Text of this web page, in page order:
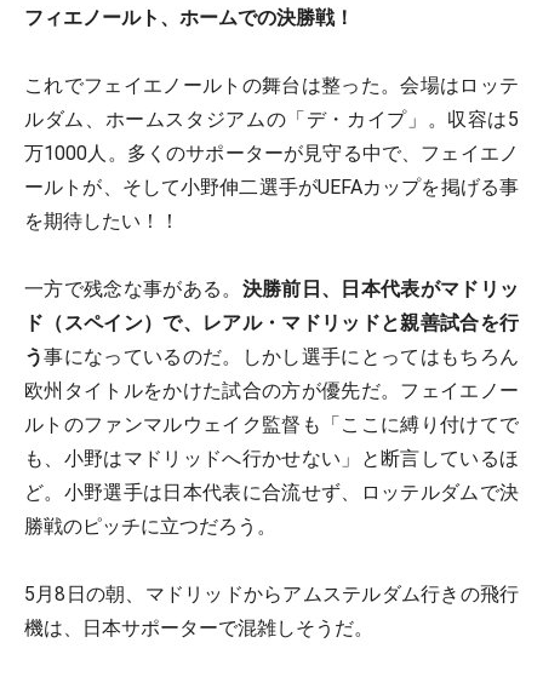
フィエノールト、ホームでの決勝戦！
これでフェイエノールトの舞台は整った。会場はロッテ
ルダム、ホームスタジアムの「デ・カイプ」。収容は5
万1000人。多くのサポーターが見守る中で、フェイエノ
ールトが、そして小野伸二選手がUEFAカップを掲げる事
を期待したい！！
一方で残念な事がある。 決勝前日、日本代表がマドリッ
ド（スペイン）で、レアル・マドリッドと親善試合を行
う事になっているのだ。しかし選手にとってはもちろん
欧州タイトルをかけた試合の方が優先だ。フェイエノー
ルトのファンマルウェイク監督も「ここに縛り付けてで
も、小野はマドリッドへ行かせない」と断言しているほ
ど。小野選手は日本代表に合流せず、ロッテルダムで決
勝戦のピッチに立つだろう。
5月8日の朝、マドリッドからアムステルダム行きの飛行
機は、日本サポーターで混雑しそうだ。